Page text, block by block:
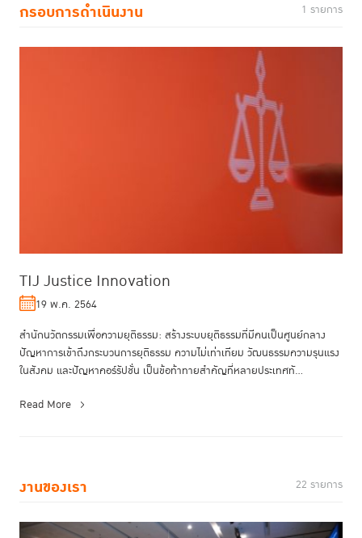
กรอบการดำเนินงาน 1 รายการ
TIJ Justice Innovation
19 พ.ค. 2564
สำนักนวัตกรรมเพื่อความยุติธรรม: สร้างระบบยุติธรรมที่มีคนเป็นศูนย์กลาง
ปัญหาการเข้าถึงกระบวนการยุติธรรม ความไม่เท่าเทียม วัฒนธรรมความรุนแรง
ในสังคม และปัญหาคอร์รัปชั่น เป็นข้อท้าทายสำคัญที่หลายประเทศทั...
Read More
งานของเรา 22 รายการ